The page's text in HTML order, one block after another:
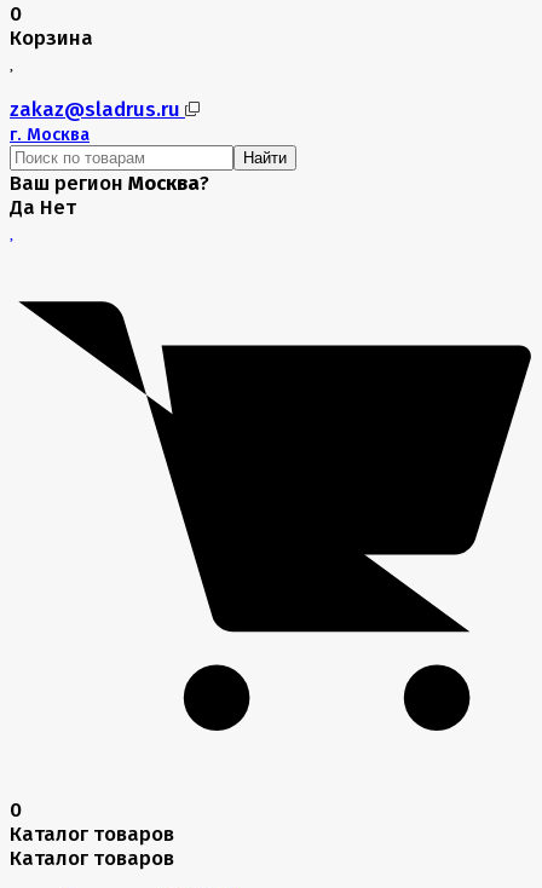
0
Корзина
zakaz@sladrus.ru
г. Москва
Найти
Ваш регион Москва?
Да Нет
0
Каталог товаров
Каталог товаров